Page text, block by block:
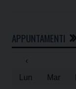
APPUNTAMENTI
‹
Lun
Mar